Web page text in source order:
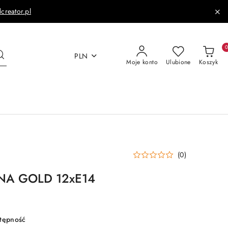
PLN
Moje konto Ulubione Koszyk
0
(0)
GOLD 12xE14